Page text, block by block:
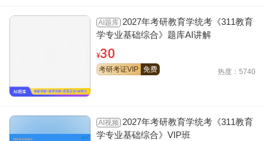
AI题库 2027年考研教育学统考《311教育
学专业基础综合》题库AI讲解
¥30
考研考证VIP 免费 热度：5740
AI视频 2027年考研教育学统考《311教育
学专业基础综合》VIP班